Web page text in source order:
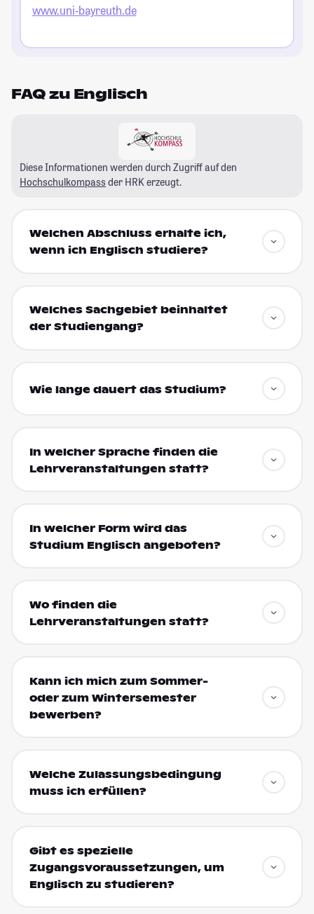
www.uni-bayreuth.de
FAQ zu Englisch
Diese Informationen werden durch Zugriff auf den
Hochschulkompass der HRK erzeugt.
Welchen Abschluss erhalte ich,
wenn ich Englisch studiere?
Welches Sachgebiet beinhaltet
der Studiengang?
Wie lange dauert das Studium?
In welcher Sprache finden die
Lehrveranstaltungen statt?
In welcher Form wird das
Studium Englisch angeboten?
Wo finden die
Lehrveranstaltungen statt?
Kann ich mich zum Sommer-
oder zum Wintersemester
bewerben?
Welche Zulassungsbedingung
muss ich erfüllen?
Gibt es spezielle
Zugangsvoraussetzungen, um
Englisch zu studieren?